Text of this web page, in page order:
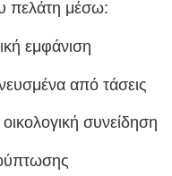
πελάτη μέσω:
εμφάνιση
από τάσεις
συνείδηση